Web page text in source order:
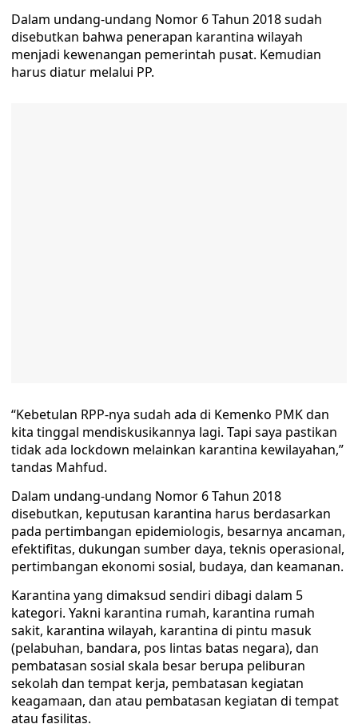
Dalam undang-undang Nomor 6 Tahun 2018 sudah
disebutkan bahwa penerapan karantina wilayah
menjadi kewenangan pemerintah pusat. Kemudian
harus diatur melalui PP.
“Kebetulan RPP-nya sudah ada di Kemenko PMK dan
kita tinggal mendiskusikannya lagi. Tapi saya pastikan
tidak ada lockdown melainkan karantina kewilayahan,”
tandas Mahfud.
Dalam undang-undang Nomor 6 Tahun 2018
disebutkan, keputusan karantina harus berdasarkan
pada pertimbangan epidemiologis, besarnya ancaman,
efektifitas, dukungan sumber daya, teknis operasional,
pertimbangan ekonomi sosial, budaya, dan keamanan.
Karantina yang dimaksud sendiri dibagi dalam 5
kategori. Yakni karantina rumah, karantina rumah
sakit, karantina wilayah, karantina di pintu masuk
(pelabuhan, bandara, pos lintas batas negara), dan
pembatasan sosial skala besar berupa peliburan
sekolah dan tempat kerja, pembatasan kegiatan
keagamaan, dan atau pembatasan kegiatan di tempat
atau fasilitas.